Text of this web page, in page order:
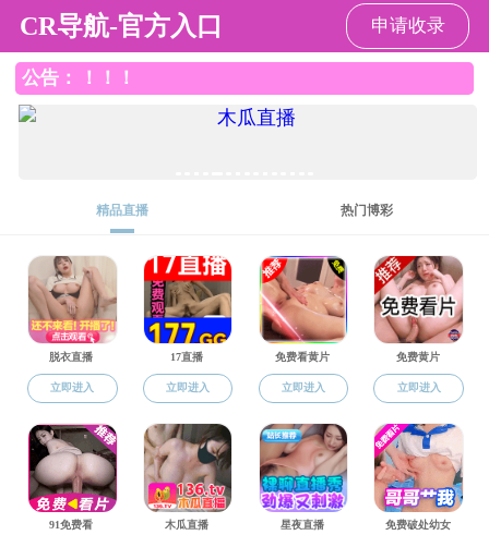
色情直播app
高层次人才
专任教师
实验技术人员
荣休教职工
实验技术人员 色情直播app>师资队伍 >实验技术人员